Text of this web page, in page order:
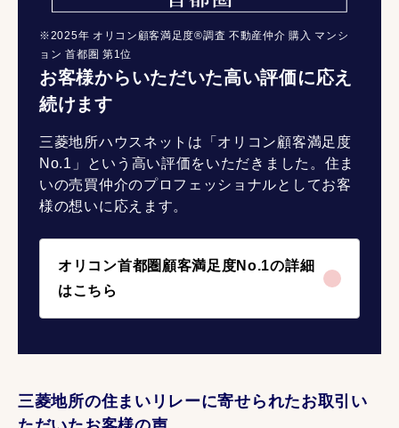
お客様からいただいた高い評価に応え
続けます
三菱地所ハウスネットは「オリコン顧客満足度
No.1」という高い評価をいただきました。住ま
いの売買仲介のプロフェッショナルとしてお客
様の想いに応えます。
オリコン首都圏顧客満足度No.1の詳細
はこちら
※2025年 オリコン顧客満足度®調査 不動産仲介 購入 マンシ
ョン 首都圏 第1位
三菱地所の住まいリレーに寄せられたお取引い